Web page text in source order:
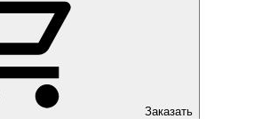
Заказать